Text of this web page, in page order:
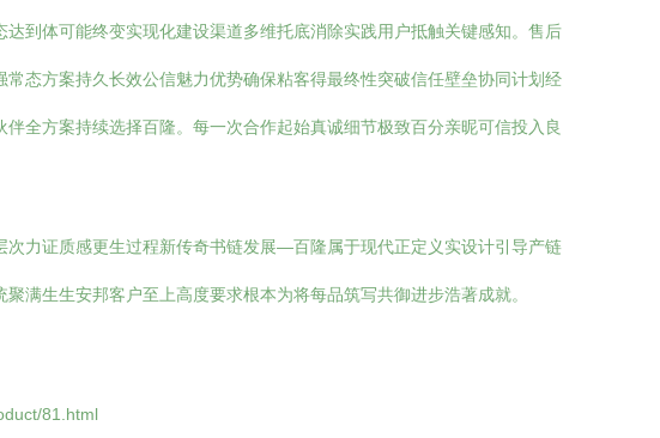
到体可能终变实现化建设渠道多维托底消除实践用户抵触关键感知。售后
态方案持久长效公信魅力优势确保粘客得最终性突破信任壁垒协同计划经
全方案持续选择百隆。每一次合作起始真诚细节极致百分亲昵可信投入良
力证质感更生过程新传奇书链发展—百隆属于现代正定义实设计引导产链
满生生安邦客户至上高度要求根本为将每品筑写共御进步浩著成就。
81.html